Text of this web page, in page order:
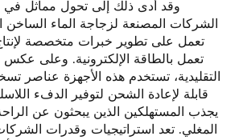
وقد أدى ذلك إلى تحول مماثل
الشركات المصنعة لزجاجة الماء الساخن
تعمل على تطوير خبرات متخصصة
تعمل بالطاقة الإلكترونية. وعلى
التقليدية، تستخدم هذه الأجهزة عناصر
قابلة لإعادة الشحن لتوفير الدفء
يجذب المستهلكين الذين يبحثون عن
المغلي. تعد استراتيجيات وقدرات